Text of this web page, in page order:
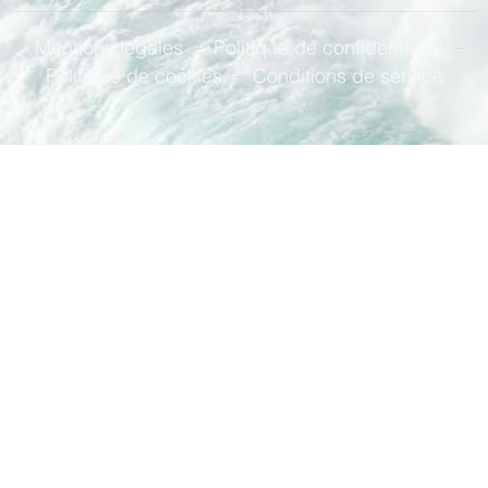
Mentions légales
Politique de confidentialité
Politique de cookies
Conditions de service